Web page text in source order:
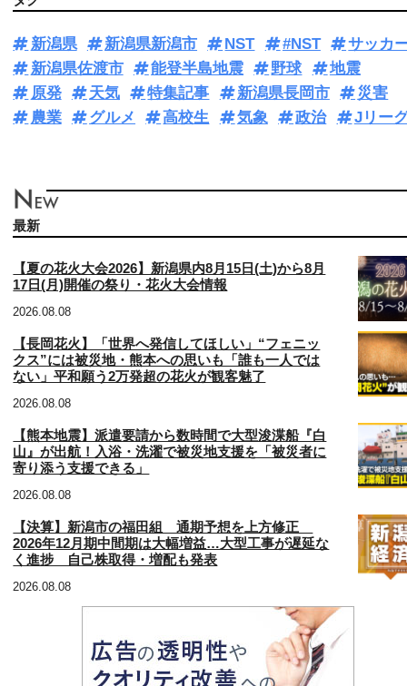
新潟県 新潟県新潟市 NST #NST
サッカ
新潟県佐渡市
能登半島地震 野球
地震
原発
天気 特集記事 新潟県長岡市
災害
農業
グルメ 高校生 気象 政治 Jリー
最新
【夏の花火大会2026】新潟県内8月15日(土)から8月
17日(月)開催の祭り・花火大会情報
2026.08.08
【長岡花火】「世界へ発信してほしい」“フェニッ
クス”には被災地・熊本への思いも「誰も一人では
ない」平和願う2万発超の花火が観客魅了
2026.08.08
【熊本地震】派遣要請から数時間で大型浚渫船『白
山』が出航！入浴・洗濯で被災地支援を「被災者に
寄り添う支援できる」
2026.08.08
【決算】新潟市の福田組 通期予想を上方修正
2026年12月期中間期は大幅増益…大型工事が遅延な
く進捗 自己株取得・増配も発表
2026.08.08